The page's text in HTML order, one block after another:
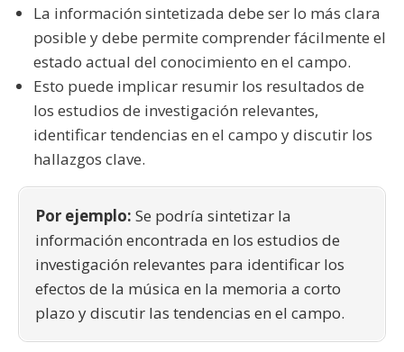
La información sintetizada debe ser lo más clara
posible y debe permite comprender fácilmente el
estado actual del conocimiento en el campo.
Esto puede implicar resumir los resultados de
los estudios de investigación relevantes,
identificar tendencias en el campo y discutir los
hallazgos clave.
Por ejemplo: Se podría sintetizar la
información encontrada en los estudios de
investigación relevantes para identificar los
efectos de la música en la memoria a corto
plazo y discutir las tendencias en el campo.